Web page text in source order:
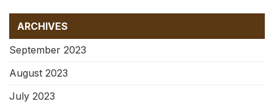
ARCHIVES
September 2023
August 2023
July 2023